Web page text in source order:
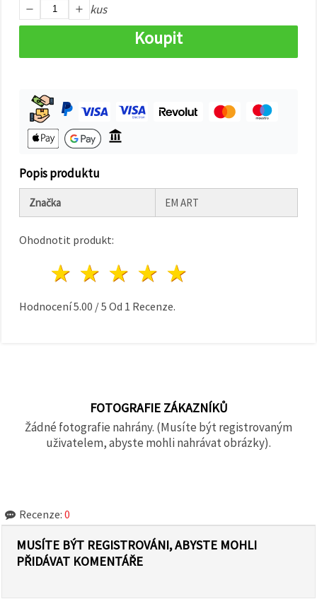
Přijmout
Nastavení
kus
Koupit
Popis produktu
Značka EM ART
Ohodnotit produkt:
4 hvězdy
3 hvězdy
2 hvězdy
1 hvězda
Hodnocení5.00 /5 Od 1 Recenze.
FOTOGRAFIE ZÁKAZNÍKŮ
Žádné fotografie nahrány. (Musíte být registrovaným
uživatelem, abyste mohli nahrávat obrázky).
Recenze: 0
MUSÍTE BÝT REGISTROVÁNI, ABYSTE MOHLI
PŘIDÁVAT KOMENTÁŘE